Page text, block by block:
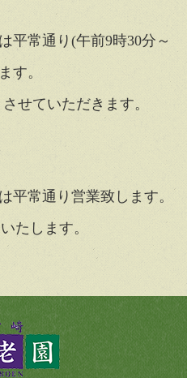
平常通り(午前9時30分～
す。
させていただきます。
平常通り営業致します。
たします。